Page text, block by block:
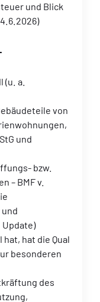
und Blick
a.
von
und
bzw.
– BMF v.
Update)
hat die Qual
besonderen
des